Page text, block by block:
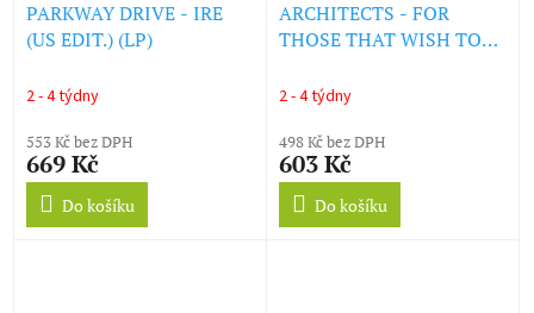
PARKWAY DRIVE - IRE
(US EDIT.) (LP)
2 - 4 týdny
553 Kč bez DPH
669 Kč
Do košíku
ARCHITECTS - FOR
THOSE THAT WISH TO
2 - 4 týdny
498 Kč bez DPH
603 Kč
Do košíku